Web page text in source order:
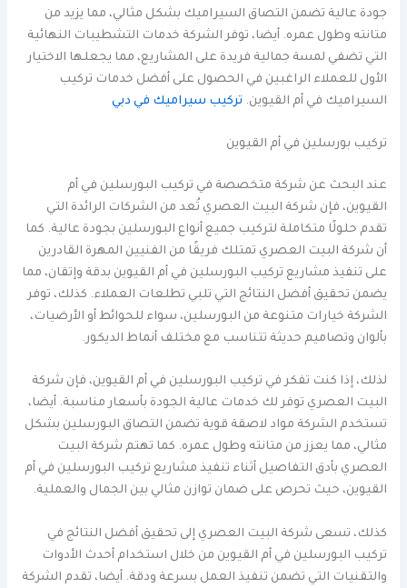
جودة عالية تضمن التصاق السيراميك بشكل مثالي، مما يزيد من
متانته وطول عمره. أيضا، توفر الشركة خدمات التشطيبات النهائية
التي تضفي لمسة جمالية فريدة على المشاريع، مما يجعلها الاختيار
الأول للعملاء الراغبين في الحصول على أفضل خدمات تركيب
السيراميك في أم القيوين. تركيب سيراميك في دبي
تركيب بورسلين في أم القيوين
عند البحث عن شركة متخصصة في تركيب البورسلين في أم
القيوين، فإن شركة البيت العصري تُعد من الشركات الرائدة التي
تقدم حلولًا متكاملة لتركيب جميع أنواع البورسلين بجودة عالية. كما
أن شركة البيت العصري تمتلك فريقًا من الفنيين المهرة القادرين
على تنفيذ مشاريع تركيب البورسلين في أم القيوين بدقة وإتقان، مما
يضمن تحقيق أفضل النتائج التي تلبي تطلعات العملاء. كذلك، توفر
الشركة خيارات متنوعة من البورسلين، سواء للحوائط أو الأرضيات،
بألوان وتصاميم حديثة تتناسب مع مختلف أنماط الديكور.
لذلك، إذا كنت تفكر في تركيب البورسلين في أم القيوين، فإن شركة
البيت العصري توفر لك خدمات عالية الجودة بأسعار مناسبة. أيضا،
تستخدم الشركة مواد لاصقة قوية تضمن التصاق البورسلين بشكل
مثالي، مما يعزز من متانته وطول عمره. كما تهتم شركة البيت
العصري بأدق التفاصيل أثناء تنفيذ مشاريع تركيب البورسلين في أم
القيوين، حيث تحرص على ضمان توازن مثالي بين الجمال والعملية.
كذلك، تسعى شركة البيت العصري إلى تحقيق أفضل النتائج في
تركيب البورسلين في أم القيوين من خلال استخدام أحدث الأدوات
والتقنيات التي تضمن تنفيذ العمل بسرعة ودقة. أيضا، تقدم الشركة